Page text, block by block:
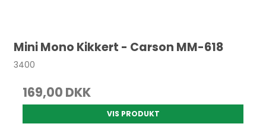
Mini Mono Kikkert - Carson MM-618
3400
169,00 DKK
VIS PRODUKT